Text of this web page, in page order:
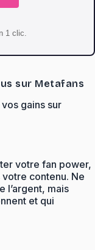
1 clic.
sur Metafans
gains sur
votre fan power,
votre contenu. Ne
l’argent, mais
et qui